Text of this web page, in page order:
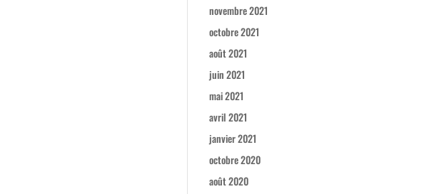
novembre 2021
octobre 2021
août 2021
juin 2021
mai 2021
avril 2021
janvier 2021
octobre 2020
août 2020